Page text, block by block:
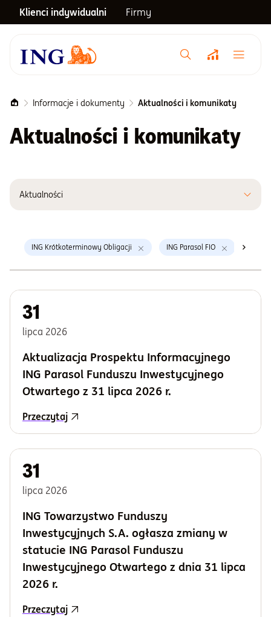
Klienci indywidualni Firmy
Menu główne
Notowania
Emerytura
O nas
Otwórz konto
Informacje i dokumenty Aktualności i komunikaty
Aktualności i komunikaty
Aktualności
ING Krótkoterminowy Obligacji ING Parasol FIO
31
lipca 2026
Aktualizacja Prospektu Informacyjnego
ING Parasol Funduszu Inwestycyjnego
Otwartego z 31 lipca 2026 r.
Przeczytaj
31
lipca 2026
ING Towarzystwo Funduszy
Inwestycyjnych S.A. ogłasza zmiany w
statucie ING Parasol Funduszu
Inwestycyjnego Otwartego z dnia 31 lipca
2026 r.
Przeczytaj